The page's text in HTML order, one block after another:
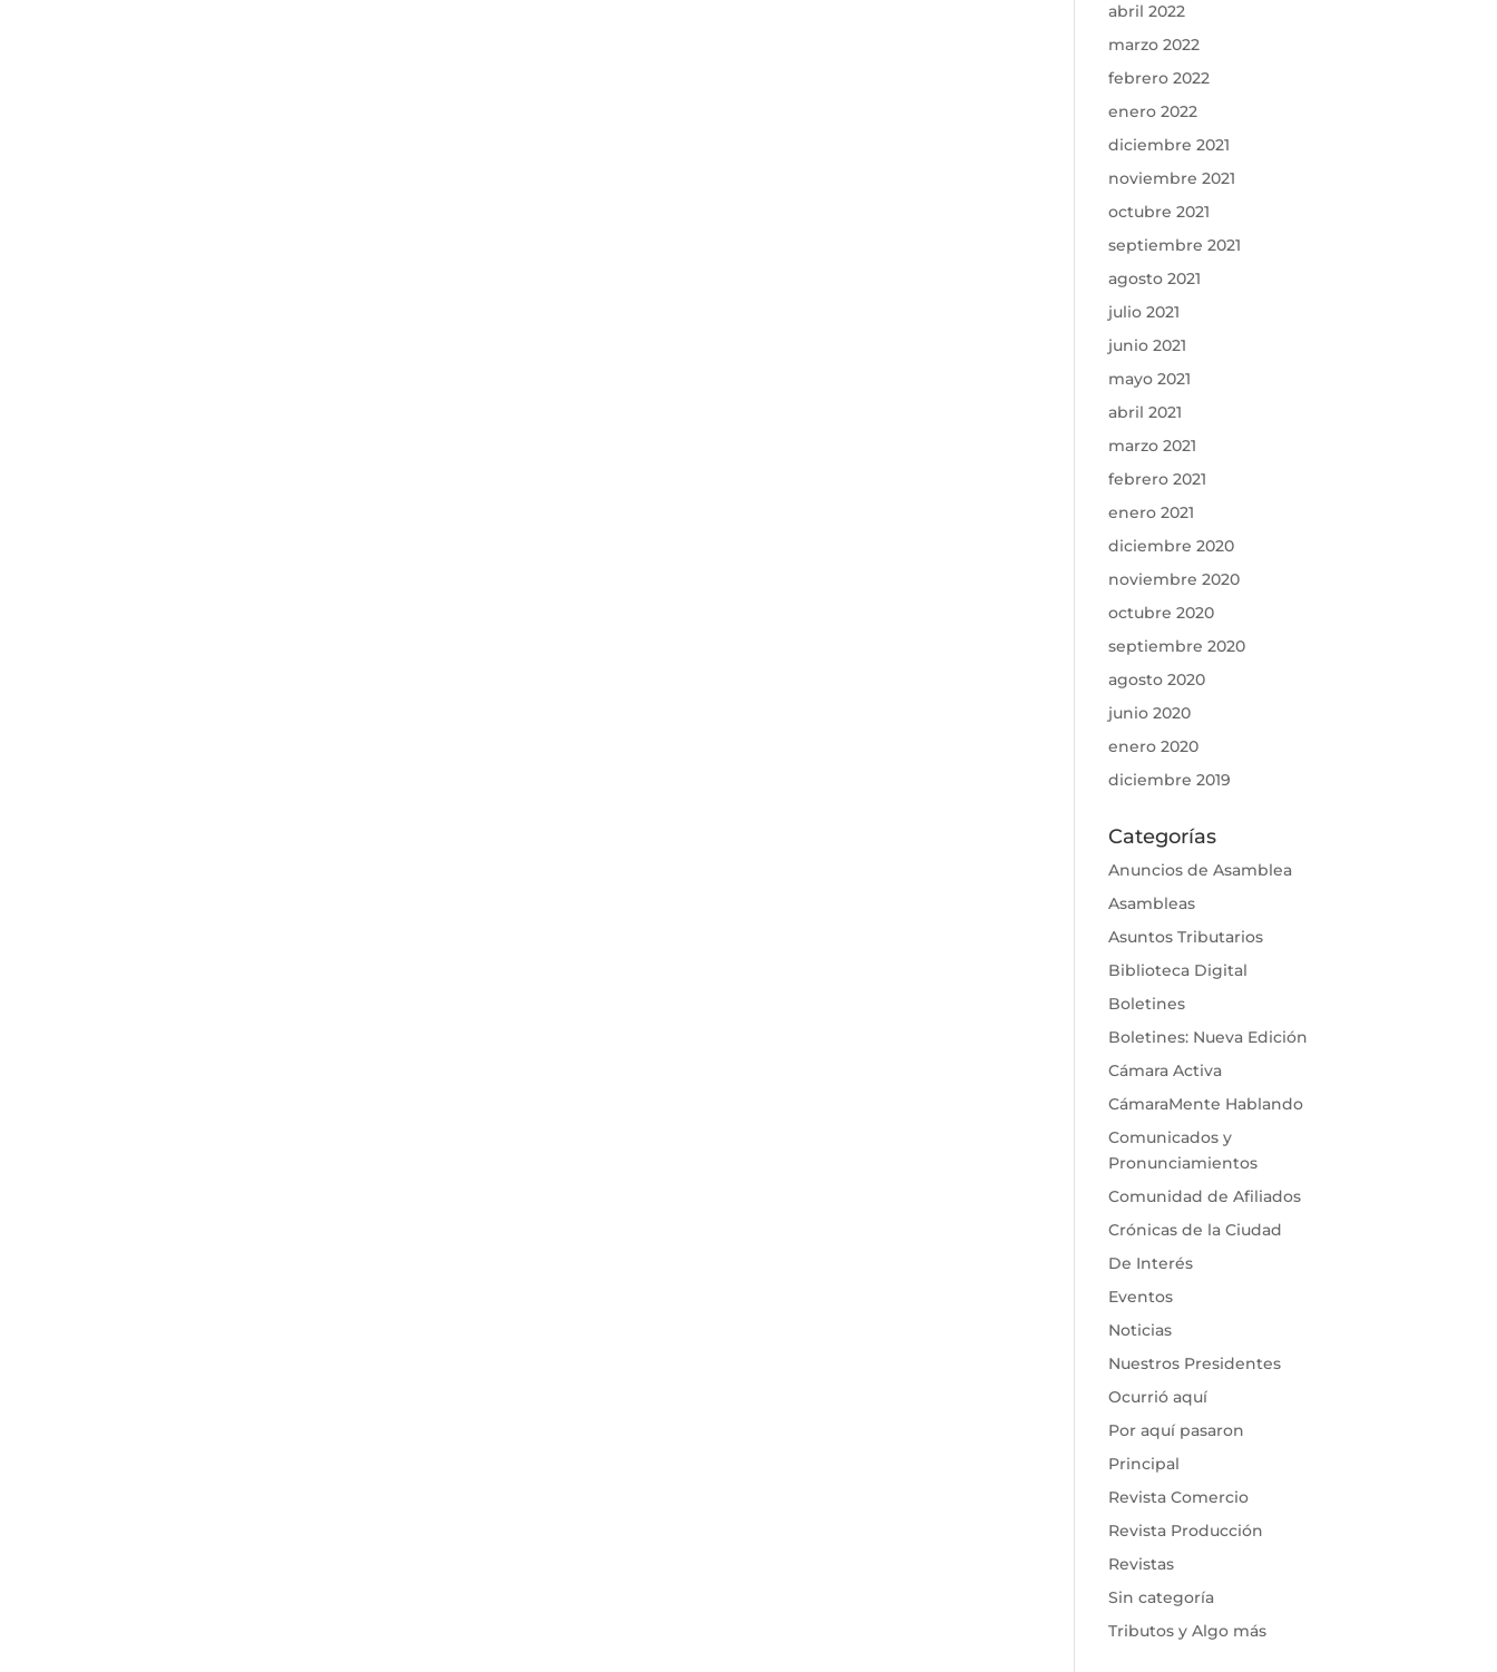
abril 2022
marzo 2022
febrero 2022
enero 2022
diciembre 2021
noviembre 2021
octubre 2021
septiembre 2021
agosto 2021
julio 2021
junio 2021
mayo 2021
abril 2021
marzo 2021
febrero 2021
enero 2021
diciembre 2020
noviembre 2020
octubre 2020
septiembre 2020
agosto 2020
junio 2020
enero 2020
diciembre 2019
Categorías
Anuncios de Asamblea
Asambleas
Asuntos Tributarios
Biblioteca Digital
Boletines
Boletines: Nueva Edición
Cámara Activa
CámaraMente Hablando
Comunicados y
Pronunciamientos
Comunidad de Afiliados
Crónicas de la Ciudad
De Interés
Eventos
Noticias
Nuestros Presidentes
Ocurrió aquí
Por aquí pasaron
Principal
Revista Comercio
Revista Producción
Revistas
Sin categoría
Tributos y Algo más